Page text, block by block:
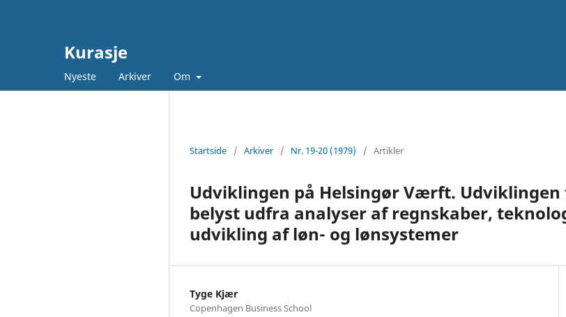
Kurasje
Nyeste Arkiver Om
Startside / Arkiver / Nr. 19-20 (1979) / Artikler
Udviklingen på Helsingør Værft. Udviklingen
belyst udfra analyser af regnskaber,
udvikling af løn- og lønsystemer
Tyge Kjær
Copenhagen Business School